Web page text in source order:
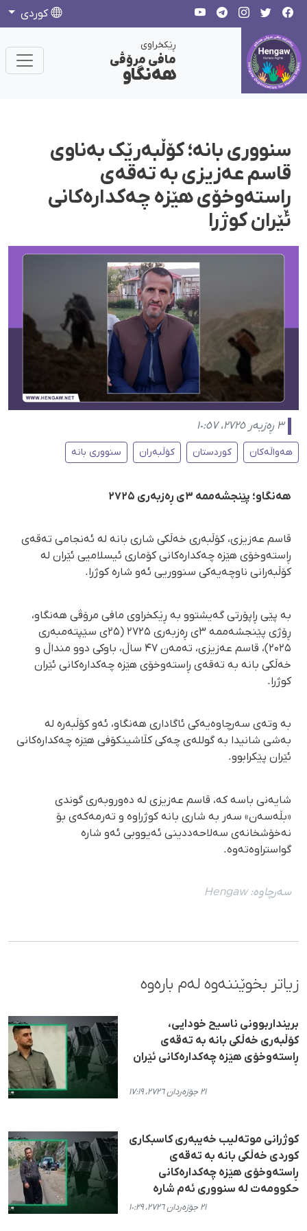
كوردی
ڕێکخراوی
مافی مرۆڤی
هەنگاو
سنووری بانه؛ کۆڵبەرێک بەناوی
قاسم عەزیزی بە تەقەی
ڕاستەوخۆی هێزە چەکدارەکانی
ئێران کوژرا
٣ ڕەزبەر ٢٧٢٥، ١٠:٥٧
هەواڵەکان کوردستان كۆڵبەران سنووری بانە
هەنگاو؛ پێنجشەممە ۳ی ڕەزبەری ۲۷۲۵
قاسم عەزیزی، کۆڵبەری خەڵکی شاری بانە لە ئەنجامی تەقەی
ڕاستەوخۆی هێزە چەکدارەکانی کۆماری ئیسلامیی ئێران لە
کۆڵبەرانی ناوچەیەکی سنووریی ئەو شارە کوژرا.
بە پێی ڕاپۆرتی گەیشتوو بە ڕێکخراوی مافی مرۆڤی هەنگاو،
ڕۆژی پێنجشەممە ۳ی ڕەزبەری ۲۷۲۵ (۲۵ی سێپتەمبەری
۲۰۲۵)، قاسم عەزیزی، تەمەن ۴۷ ساڵ، باوکی دوو منداڵ و
خەڵکی بانە بە تەقەی ڕاستەوخۆی هێزە چەکدارەکانی ئێران
کوژرا.
بە وتەی سەرچاوەیەکی ئاگاداری هەنگاو، ئەو کۆڵبەرە لە
بەشی شانیدا بە گوللەی چەکی کڵاشینکۆفی هێزە چەکدارەکانی
ئێران پێکرابوو.
شایەنی باسە کە، قاسم عەزیزی لە دەوروبەری گوندی
«بڵەسەن» سەر بە شاری بانە کوژراوە و تەرمەکەی بۆ
نەخۆشخانەی سەلاحەددینی ئەیووبی ئەو شارە
گواستراوەتەوە.
سەرچاوە:Hengaw
زیاتر بخوێننەوە لەم بارەوە
برینداربوونی ناسیح خودایی،
کۆڵبەری خەڵکی بانه بە تەقەی
ڕاستەوخۆی هێزە چەکدارەکانی ئێران
٢١ جۆزەردان ٢٧٢٦، ١٧:١٩
کوژرانی موتەلیب خەیبەری کاسبکاری
کوردی خەڵکی بانە بە تەقەی
ڕاستەوخۆی هێزە چەکدارەکانی
حکوومەت لە سنووری ئەم شارە
٢١ جۆزەردان ٢٧٢٦، ١٠:٢٩